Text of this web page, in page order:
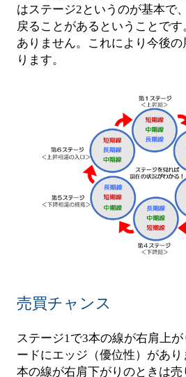
はステージ2というのが基本で
戻ることがあるということで
ありません。これにより今後
ります。
売買チャンス
ステージ1で3本の線が右肩上
ードにエッジ（優位性）があ
本の線が右肩下がりのときは